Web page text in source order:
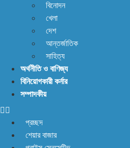
শেয়ারবাজার, নেপথ্যে কী?
না! আছে প্রতিকার
কোটি ৯৩ লাখ ৯০ হাজার মার্কিন
যেকেনো সময়ের চেয়ে বেশি
বিনোদন
খেলা
দেশ
আন্তর্জাতিক
সাহিত্য
অর্থনীতি ও বাণিজ্য
বিনিয়োগকারী কর্নার
সম্পাদকীয়
প্রচ্ছদ
শেয়ার বাজার